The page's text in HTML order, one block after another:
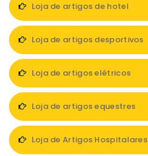
Loja de artigos de hotel
Loja de artigos desportivos
Loja de artigos elétricos
Loja de artigos equestres
Loja de Artigos Hospitalares